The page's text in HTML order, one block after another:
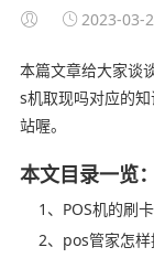
2023-03-
本篇文章给大家谈
s机取现吗对应的
站喔。
本文目录一览：
1、POS机的刷
2、pos管家怎样